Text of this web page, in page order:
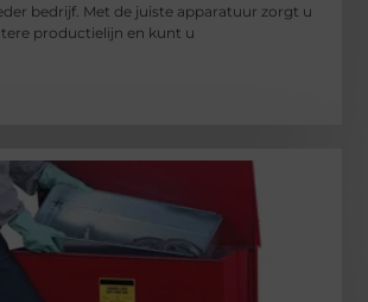
bedrijf. Met de juiste apparatuur zorgt u
productielijn en kunt u